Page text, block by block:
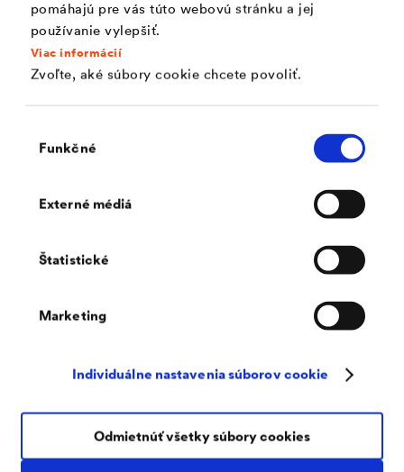
pomáhajú pre vás túto webovú stránku a jej
používanie vylepšiť.
Viac informácií
Zvoľte, aké súbory cookie chcete povoliť.
súhlasu
Funkčné
Externé médiá
Štatistické
Marketing
Individuálne nastavenia súborov cookie
Odmietnúť všetky súbory cookies
Univerzálna lepiaca páska vysoko odolná proti starnutiu s
zlepšená priľnavosťou za studena.